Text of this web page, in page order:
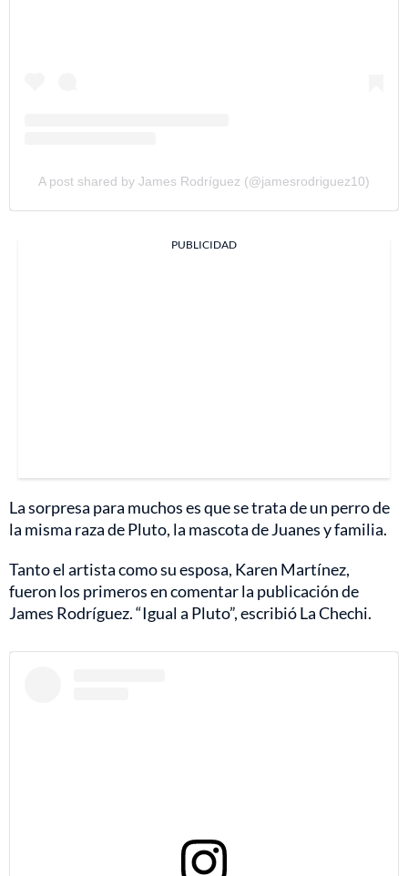
A post shared by James Rodríguez (@jamesrodriguez10)
PUBLICIDAD
La sorpresa para muchos es que se trata de un perro de
la misma raza de Pluto, la mascota de Juanes y familia.
Tanto el artista como su esposa, Karen Martínez,
fueron los primeros en comentar la publicación de
James Rodríguez. “Igual a Pluto”, escribió La Chechi.